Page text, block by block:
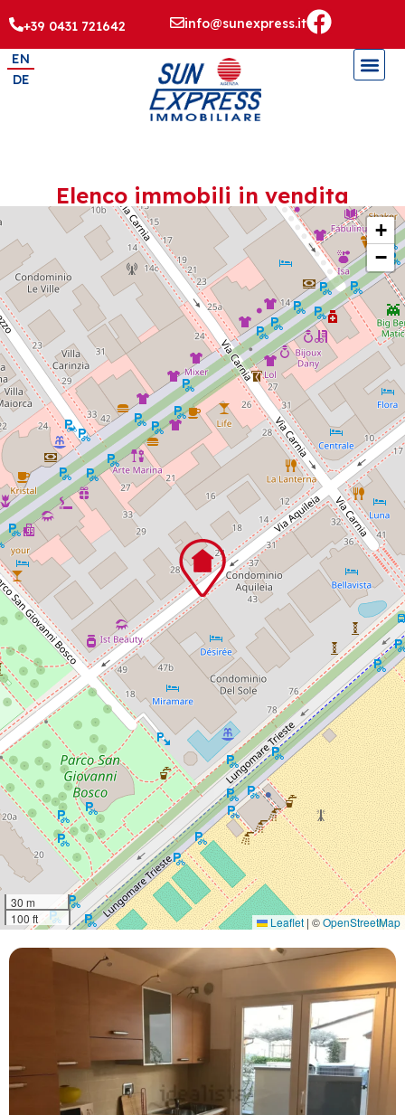
+39 0431 721642 info@sunexpress.it
EN
DE
Elenco immobili in vendita
+
−
30 m
100 ft
Leaflet | ©OpenStreetMap